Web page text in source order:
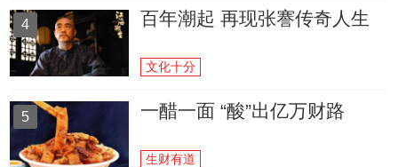
4 百年潮起 再现张謇传奇人生
文化十分
5 一醋一面 “酸”出亿万财路
生财有道